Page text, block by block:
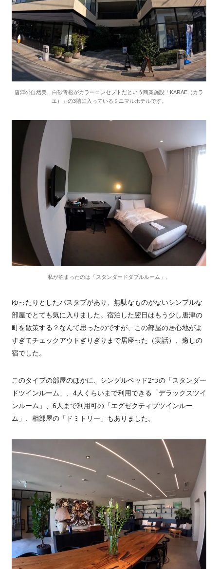
唐津の自然美、白砂青松がカラーコンセプトだという商業施設「KARAE（カラ
エ）」の3階に入っているミニマルホテルです。
私が泊まったのは「スタンダードダブルルーム」。
ゆったりとしたバスタブがあり、無駄なものがないシンプルな
部屋でとても気に入りました。宿泊した翌日はもう少し唐津の
町を散策する？なんて思ったのですが、この部屋の居心地がよ
すぎてチェックアウトぎりぎりまで居座った（実話）、癒しの
宿でした。
このタイプの部屋のほかに、シングルベッド2つの「スタンダー
ドツインルーム」、4人くらいまで利用できる「デラックスツイ
ンルーム」、6人まで利用可の「エグゼクティブツインルー
ム」、相部屋の「ドミトリー」もありました。